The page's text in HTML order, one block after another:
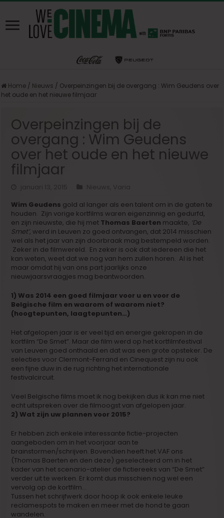
Home / Nieuws / Overpeinzingen bij de overgang : Wim Geudens over
het oude en het nieuwe filmjaar
Overpeinzingen bij de
overgang : Wim Geudens
over het oude en het nieuwe
filmjaar
januari 13, 2015 Nieuws
Varia
Wim Geudens gold al langer als een talent om in de gaten te
houden. Zijn vorige kortfilms waren eigenzinnig en gedurfd,
en zijn nieuwste, die hij met Thomas Baerten maakte, ‘De
Smet’, werd in Leuven zo goed ontvangen, dat 2014 misschien
wel als het jaar van zijn doorbraak mag bestempeld worden.
Zeker in de filmwereld. En zeker is ook dat iedereen die het
kan weten, weet dat we nog van hem zullen horen. Al is het
maar omdat hij van ons part jaarlijks onze
nieuwjaarsvraagjes mag beantwoorden.
1) Was 2014 een goed filmjaar voor u en voor de
Belgische film en waarom of waarom niet?
(hoogtepunten, laagtepunten…)
Het afgelopen jaar is er veel tijd en energie gekropen in de
kortfilm “De Smet”. Maar de film werd op het kortfilmfestival
van Leuven goed onthaald en dat was een grote opsteker. De
selecties voor Clermont-Ferrand en Cinequest zijn nu ook
een fijne duw in de rug richting het internationale
festivalcircuit.
Veel Belgische films moet ik nog bekijken dus ik kan me niet
echt uitspreken over de filmoogst van afgelopen jaar.
2) Wat zijn uw plannen voor 2015?
Er hebben zich enkele interessante fictie-projecten
aangeboden om in het voorjaar aan te
brainstormen/schrijven. Bovendien heeft het VAF ons
(Thomas Baerten en den deze) geselecteerd om in het
kader van het scenario-atelier de fictiereeks van “De Smet”
verder uit te werken. Er komt dus misschien nog wel een
vervolg op de kortfilm…
Tussen het schrijfwerk door hoop ik ook enkele leuke
reclamespots te maken en meer met de hond te gaan
wandelen.